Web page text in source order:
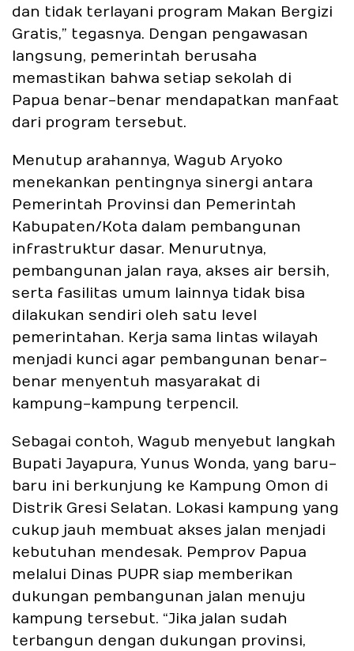
dan tidak terlayani program Makan Bergizi
Gratis,” tegasnya. Dengan pengawasan
langsung, pemerintah berusaha
memastikan bahwa setiap sekolah di
Papua benar-benar mendapatkan manfaat
dari program tersebut.
Menutup arahannya, Wagub Aryoko
menekankan pentingnya sinergi antara
Pemerintah Provinsi dan Pemerintah
Kabupaten/Kota dalam pembangunan
infrastruktur dasar. Menurutnya,
pembangunan jalan raya, akses air bersih,
serta fasilitas umum lainnya tidak bisa
dilakukan sendiri oleh satu level
pemerintahan. Kerja sama lintas wilayah
menjadi kunci agar pembangunan benar-
benar menyentuh masyarakat di
kampung-kampung terpencil.
Sebagai contoh, Wagub menyebut langkah
Bupati Jayapura, Yunus Wonda, yang baru-
baru ini berkunjung ke Kampung Omon di
Distrik Gresi Selatan. Lokasi kampung yang
cukup jauh membuat akses jalan menjadi
kebutuhan mendesak. Pemprov Papua
melalui Dinas PUPR siap memberikan
dukungan pembangunan jalan menuju
kampung tersebut. “Jika jalan sudah
terbangun dengan dukungan provinsi,